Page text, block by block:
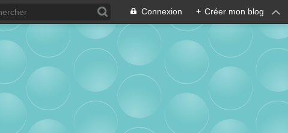
Connexion + Créer mon blog